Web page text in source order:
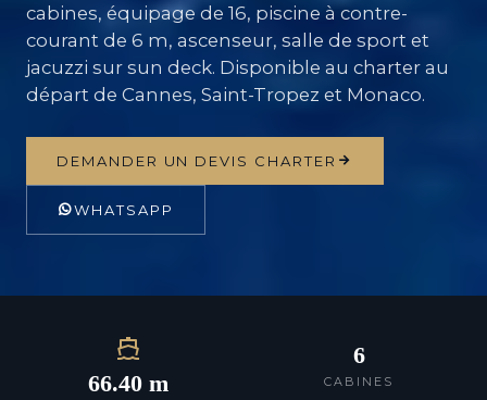
cabines, équipage de 16, piscine à contre-
courant de 6 m, ascenseur, salle de sport et
jacuzzi sur sun deck. Disponible au charter au
départ de Cannes, Saint-Tropez et Monaco.
DEMANDER UN DEVIS CHARTER
WHATSAPP
66.40 m
6
CABINES